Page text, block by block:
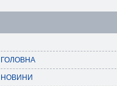
ГОЛОВНА
НОВИНИ